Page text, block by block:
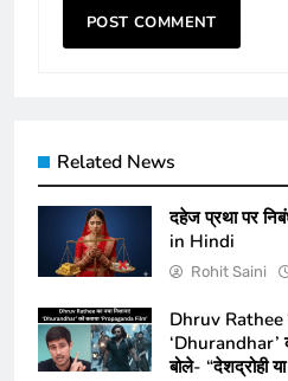
Related News
दहेज प्रथा पर
in Hindi
Rohit Saini
Dhruv Rathee
‘Dhurandhar’
बोले- “देशद्रोही